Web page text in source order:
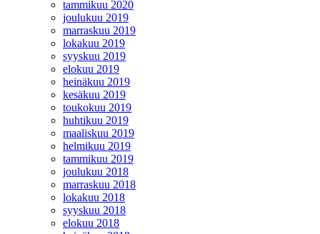
tammikuu 2020
joulukuu 2019
marraskuu 2019
lokakuu 2019
syyskuu 2019
elokuu 2019
heinäkuu 2019
kesäkuu 2019
toukokuu 2019
huhtikuu 2019
maaliskuu 2019
helmikuu 2019
tammikuu 2019
joulukuu 2018
marraskuu 2018
lokakuu 2018
syyskuu 2018
elokuu 2018